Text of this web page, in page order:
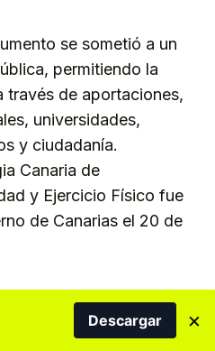
se sometió a un
permitiendo la
través de aportaciones,
universidades,
y ciudadanía.
Canaria de
y Ejercicio Físico fue
de Canarias el 20 de
de Canarias, a
dirigen Poli Suárez y
Descargar ×